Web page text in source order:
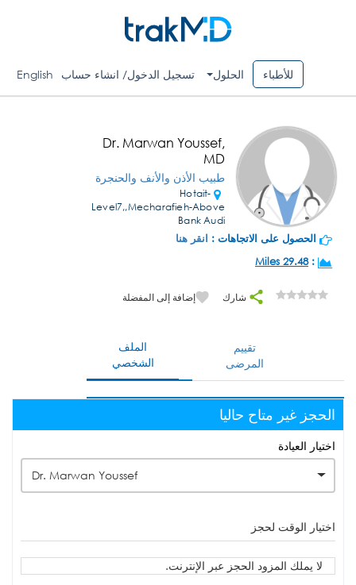
للأطباء الحلول تسجيل الدخول/ انشاء حساب English
Dr. Marwan Youssef,
MD
طبيب الأذن والأنف والحنجرة
Hotait-
Level7,,Mecharafieh-Above
Bank Audi
الحصول على الاتجاهات : انقر هنا
:
29.48 Miles
شارك إضافة إلى المفضلة
الملف
الشخصي
تقييم
المرضى
الحجز غير متاح حاليا
اختيار العيادة
Dr. Marwan Youssef
اختيار الوقت لحجز
لا يملك المزود الحجز عبر الإنترنت.